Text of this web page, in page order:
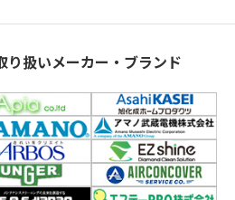
り扱いメーカー・ブランド